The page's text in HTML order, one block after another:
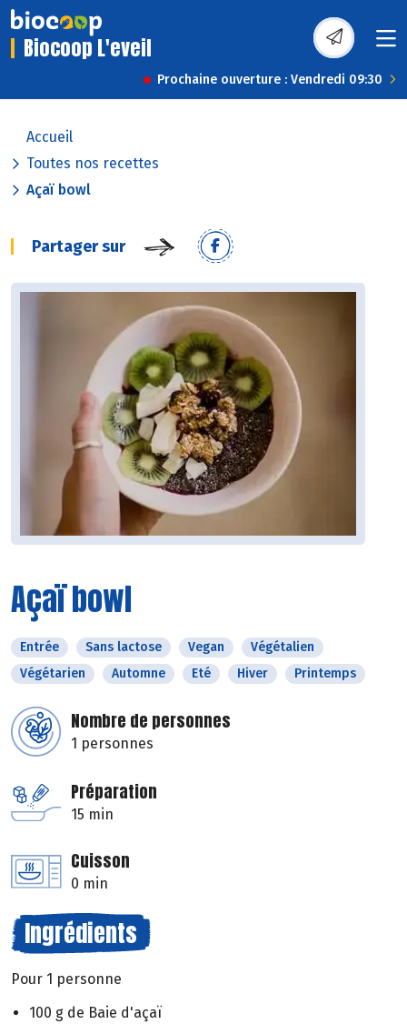
Biocoop L'eveil
Prochaine ouverture : Vendredi 09:30
Accueil
Toutes nos recettes
Açaï bowl
Partager sur
Açaï bowl
Entrée Sans lactose Vegan
Végétalien
Végétarien
Automne Eté Hiver Printemps
Nombre de personnes
1 personnes
Préparation
15 min
Cuisson
0 min
Ingrédients
Pour 1 personne
100 g de Baie d'açaï